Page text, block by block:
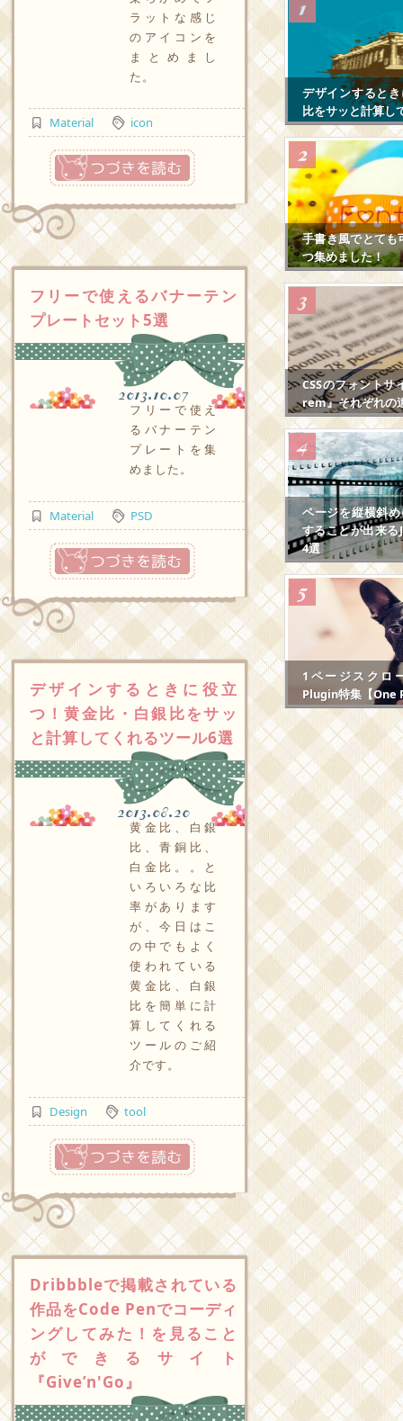
ラットな感じ
のアイコンを
まとめまし
た。
Material icon
つづきを読む
フリーで使えるバナーテン
プレートセット5選
2013.10.07
フリーで使え
るバナーテン
プレートを集
めました。
Material PSD
つづきを読む
デザインするときに役立
つ！黄金比・白銀比をサッ
と計算してくれるツール6選
2013.08.20
黄金比、白銀
比、青銅比、
白金比。。と
いろいろな比
率があります
が、今日はこ
の中でもよく
使われている
黄金比、白銀
比を簡単に計
算してくれる
ツールのご紹
介です。
Design tool
つづきを読む
Dribbbleで掲載されている
作品をCode Penでコーディ
ングしてみた！を見ること
ができるサイト
『Give’n'Go』
デザインすると
比をサッと計算し
手書き風でとても
つ集めました！
CSSのフォント
rem』それぞれの
ページを縦横斜
することが出来
4選
1ページスクロ
Plugin特集【One